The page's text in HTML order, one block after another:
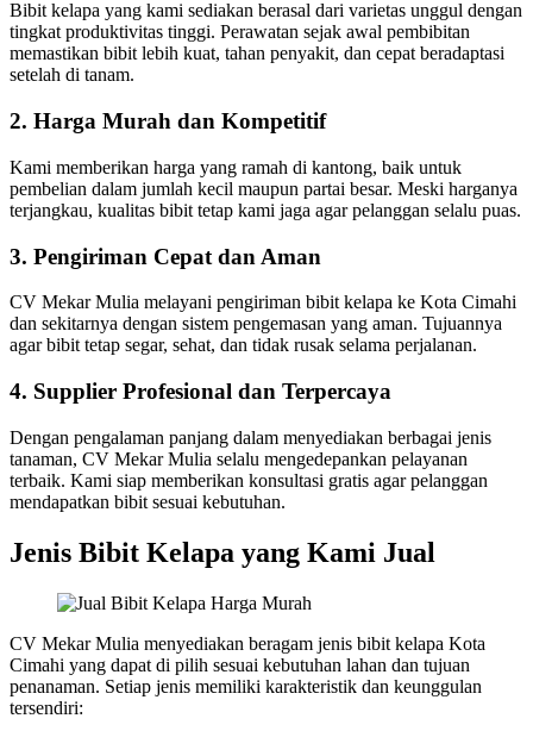
Bibit kelapa yang kami sediakan berasal dari varietas unggul dengan
tingkat produktivitas tinggi. Perawatan sejak awal pembibitan
memastikan bibit lebih kuat, tahan penyakit, dan cepat beradaptasi
setelah di tanam.
2. Harga Murah dan Kompetitif
Kami memberikan harga yang ramah di kantong, baik untuk
pembelian dalam jumlah kecil maupun partai besar. Meski harganya
terjangkau, kualitas bibit tetap kami jaga agar pelanggan selalu puas.
3. Pengiriman Cepat dan Aman
CV Mekar Mulia melayani pengiriman bibit kelapa ke Kota Cimahi
dan sekitarnya dengan sistem pengemasan yang aman. Tujuannya
agar bibit tetap segar, sehat, dan tidak rusak selama perjalanan.
4. Supplier Profesional dan Terpercaya
Dengan pengalaman panjang dalam menyediakan berbagai jenis
tanaman, CV Mekar Mulia selalu mengedepankan pelayanan
terbaik. Kami siap memberikan konsultasi gratis agar pelanggan
mendapatkan bibit sesuai kebutuhan.
Jenis Bibit Kelapa yang Kami Jual
CV Mekar Mulia menyediakan beragam jenis bibit kelapa Kota
Cimahi yang dapat di pilih sesuai kebutuhan lahan dan tujuan
penanaman. Setiap jenis memiliki karakteristik dan keunggulan
tersendiri: